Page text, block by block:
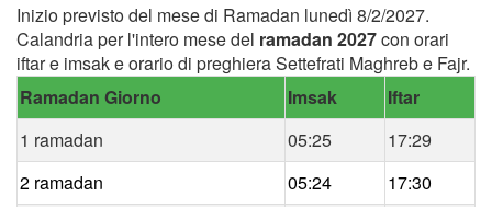
Inizio previsto del mese di Ramadan lunedì 8/2/2027.
Calandria per l'intero mese del ramadan 2027con orari
iftar e imsak e orario di preghiera Settefrati Maghreb e Fajr.
Ramadan Giorno
Imsak
Iftar
1 ramadan
05:25
17:29
2 ramadan
05:24
17:30